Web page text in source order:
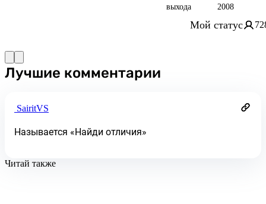
выхода
2008
Мой статус
Лучшие комментарии
SairitVS
Называется «Найди отличия»
Читай также